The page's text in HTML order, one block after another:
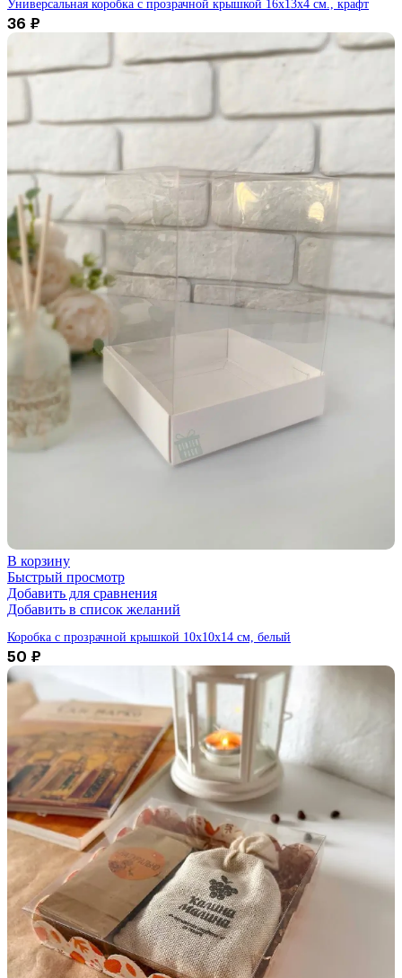
Универсальная коробка с прозрачной крышкой 16х13х4 см., крафт
36 ₽
В корзину
Быстрый просмотр
Добавить для сравнения
Добавить в список желаний
Коробка с прозрачной крышкой 10х10х14 см, белый
50 ₽